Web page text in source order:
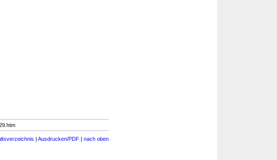
| Ausdrucken/PDF | nach oben